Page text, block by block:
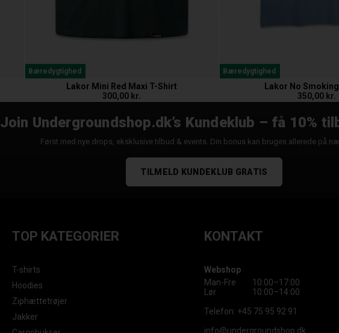
Bæredygtighed
Lakor Mini Red Maxi T-Shirt
300,00 kr.
Bæredygtighed
Lakor No
350,00 kr.
Join Undergroundshop.dk’s Kundeklub – få 10%
Først med nye drops, eksklusive tilbud & events. Din bonus kan bruges allerede på
TILMELD KUNDEKLUB GRATIS
TOP KATEGORIER
T-shirts
Hoodies
Ziphættetrøjer
Jakker
KONTAKT
Webshop
Man-Fre
10:00–17:00
Lør
10:00–14:00
Telefon: +45 75 95 92 91
info@undergroundshop.dk